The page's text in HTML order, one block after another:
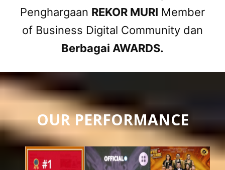
Penghargaan REKOR MURI Member
of Business Digital Community dan
Berbagai AWARDS.
OUR PERFORMANCE